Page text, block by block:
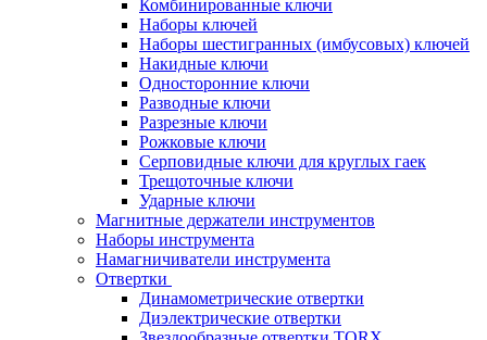
Комбинированные ключи
Наборы ключей
Наборы шестигранных (имбусовых) ключей
Накидные ключи
Односторонние ключи
Разводные ключи
Разрезные ключи
Рожковые ключи
Серповидные ключи для круглых гаек
Трещоточные ключи
Ударные ключи
Магнитные держатели инструментов
Наборы инструмента
Намагничиватели инструмента
Отвертки
Динамометрические отвертки
Диэлектрические отвертки